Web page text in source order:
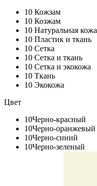
10 Кожзам
10 Козжам
10 Натуральная кожа
10 Пластик и ткань
10 Сетка
10 Сетка и ткань
10 Сетка и экокожа
10 Ткань
10 Экокожа
Цвет
10Черно-красный
10Черно-оранжевый
10Черно-синий
10Черно-зеленый